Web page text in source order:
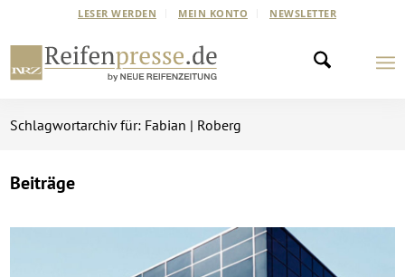
LESER WERDEN MEIN KONTO NEWSLETTER
Schlagwortarchiv für: Fabian | Roberg
Beiträge